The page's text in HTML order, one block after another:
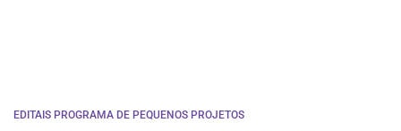
EDITAIS PROGRAMA DE PEQUENOS PROJETOS